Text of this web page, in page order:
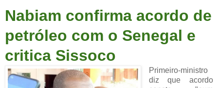
Nabiam confirma acordo de
petróleo com o Senegal e
critica Sissoco
Primeiro-ministro
diz que acordo